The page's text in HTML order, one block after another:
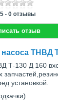
5- 0отзывы
отзыв
ТНВД
Т-130 Д 160
установкой.